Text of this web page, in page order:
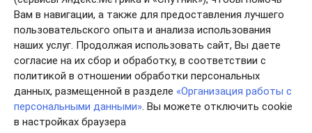
Вам в навигации, а также для предоставления лучшего
пользовательского опыта и анализа использования
наших услуг. Продолжая использовать сайт, Вы даете
согласие на их сбор и обработку, в соответствии с
политикой в отношении обработки персональных
данных, размещенной в разделе «Организация работы с
персональными данными». Вы можете отключить cookie
в настройках браузера
Правительство РФ
Карта сайта
области
Контакты